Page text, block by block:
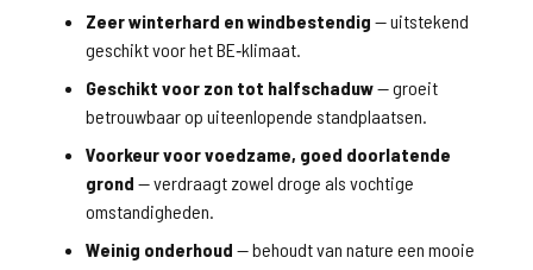
Zeer winterhard en windbestendig — uitstekend
geschikt voor het BE‑klimaat.
Geschikt voor zon tot halfschaduw— groeit
betrouwbaar op uiteenlopende standplaatsen.
Voorkeur voor voedzame, goed doorlatende
grond — verdraagt zowel droge als vochtige
omstandigheden.
Weinig onderhoud — behoudt van nature een mooie